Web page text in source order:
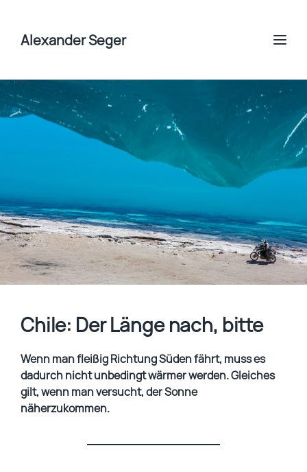
Alexander Seger
Chile: Der Länge nach, bitte
Wenn man fleißig Richtung Süden fährt, muss es
dadurch nicht unbedingt wärmer werden. Gleiches
gilt, wenn man versucht, der Sonne
näherzukommen.